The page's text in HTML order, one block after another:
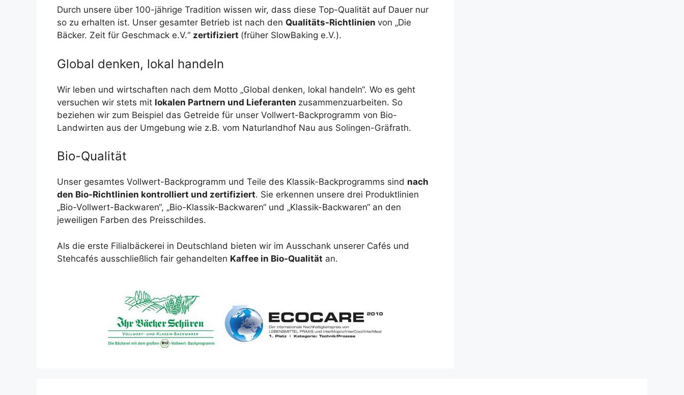
Durch unsere über 100-jährige Tradition wissen wir, dass diese Top-Qualität auf Dauer nur
so zu erhalten ist. Unser gesamter Betrieb ist nach den Qualitäts-Richtlinien von „Die
Bäcker. Zeit für Geschmack e.V.“ zertifiziert (früher SlowBaking e.V.).
Global denken, lokal handeln
Wir leben und wirtschaften nach dem Motto „Global denken, lokal handeln“. Wo es geht
versuchen wir stets mit lokalen Partnern und Lieferanten zusammenzuarbeiten. So
beziehen wir zum Beispiel das Getreide für unser Vollwert-Backprogramm von Bio-
Landwirten aus der Umgebung wie z.B. vom Naturlandhof Nau aus Solingen-Gräfrath.
Bio-Qualität
Unser gesamtes Vollwert-Backprogramm und Teile des Klassik-Backprogramms sind nach
den Bio-Richtlinien kontrolliert und zertifiziert. Sie erkennen unsere drei Produktlinien
„Bio-Vollwert-Backwaren“, „Bio-Klassik-Backwaren“ und „Klassik-Backwaren“ an den
jeweiligen Farben des Preisschildes.
Als die erste Filialbäckerei in Deutschland bieten wir im Ausschank unserer Cafés und
Stehcafés ausschließlich fair gehandelten Kaffee in Bio-Qualität an.